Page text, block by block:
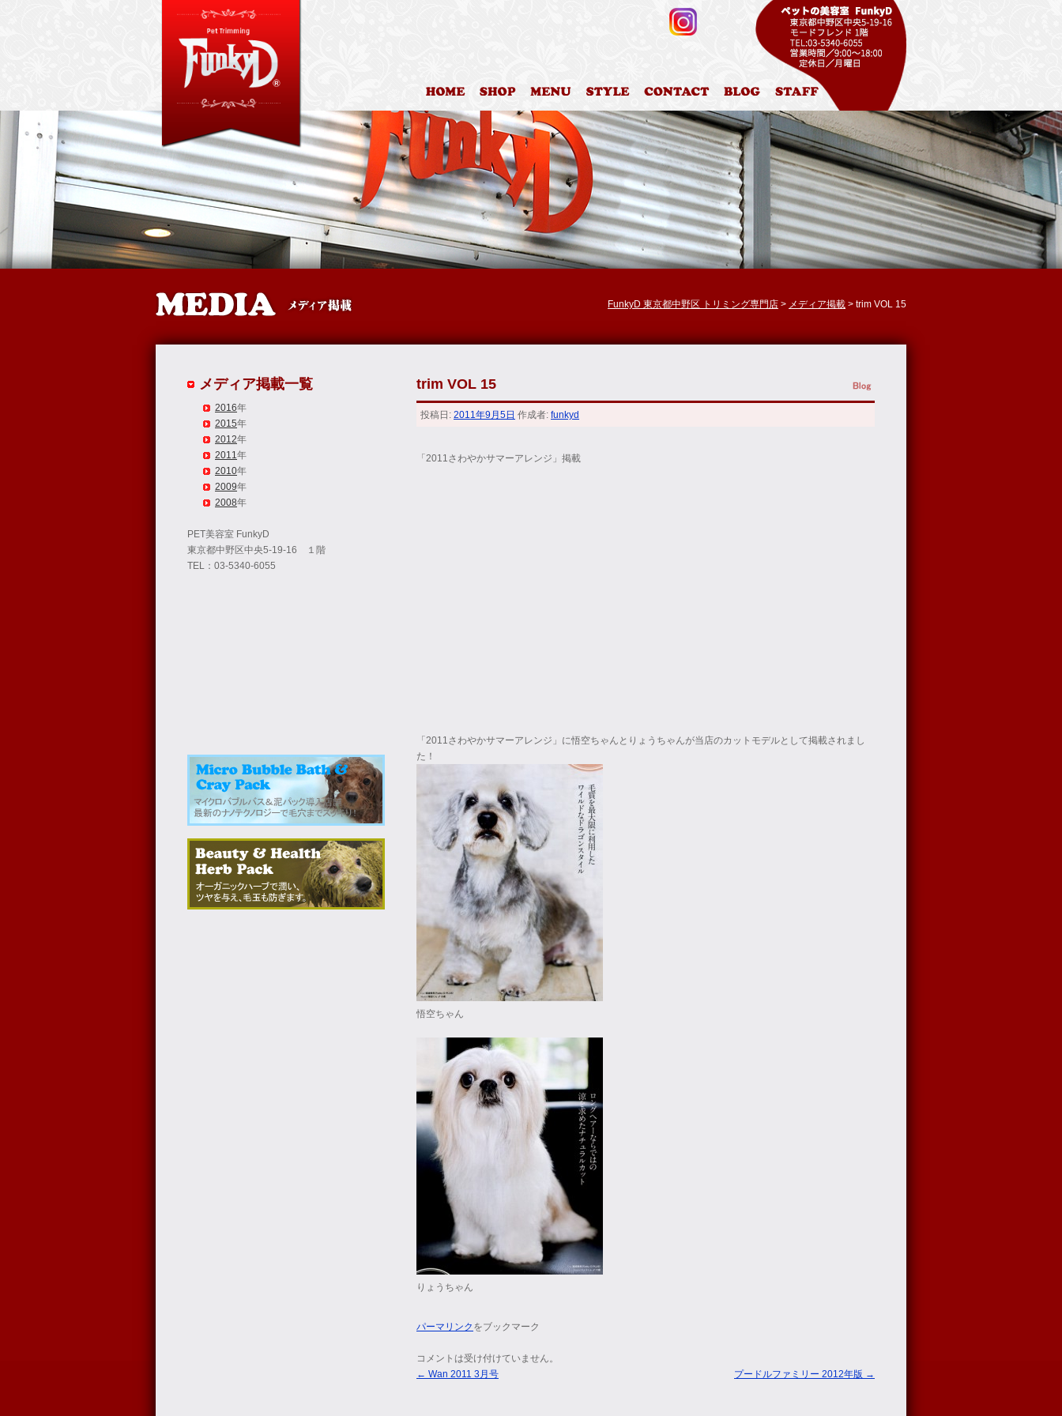
HOME 店舗案内 料金表 カットスタイル お問合わせ ブログ スタッフ紹介
FunkyD 東京都中野区 トリミング専門店 > メディア掲載 > trim VOL 15
trim VOL 15
投稿日: 2011年9月5日 作成者: funkyd
「2011さわやかサマーアレンジ」掲載
「2011さわやかサマーアレンジ」に悟空ちゃんとりょうちゃんが当店のカットモデルとして掲載されまし
た！
悟空ちゃん
りょうちゃん
パーマリンク をブックマーク
コメントは受け付けていません。
← Wan 2011 3月号 プードルファミリー 2012年版 →
メディア掲載一覧
2016年
2015年
2012年
2011年
2010年
2009年
2008年
PET美容室 FunkyD
東京都中野区中央5-19-16 １階
TEL：03-5340-6055